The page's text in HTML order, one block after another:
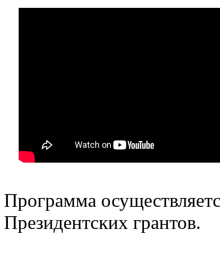
Программа
Президентских грантов.